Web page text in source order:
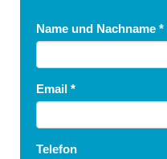
Name und Nachname *
Email *
Telefon